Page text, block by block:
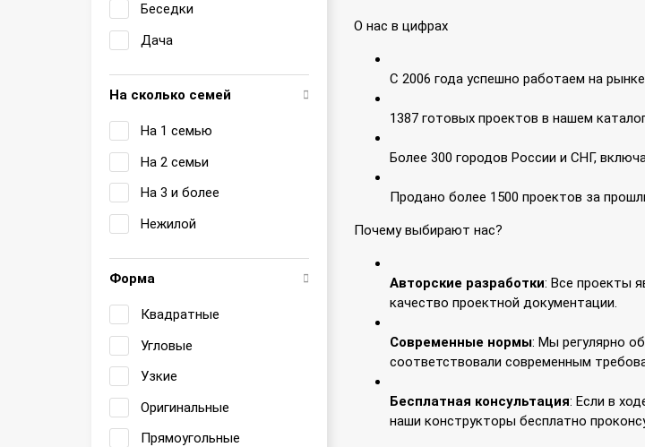
Беседки
Дача
На сколько семей
На 1 семью
На 2 семьи
На 3 и более
Нежилой
Форма
Квадратные
Угловые
Узкие
Оригинальные
Прямоугольные
О нас в цифрах
С 2006 года успешно работаем на
1387 готовых проектов в нашем
Более 300 городов России и СНГ,
Продано более 1500 проектов за
Почему выбирают нас?
Авторские разработки: Все проекты
качество проектной документации.
Современные нормы: Мы регулярно
соответствовали современным
Бесплатная консультация: Если в
наши конструкторы бесплатно